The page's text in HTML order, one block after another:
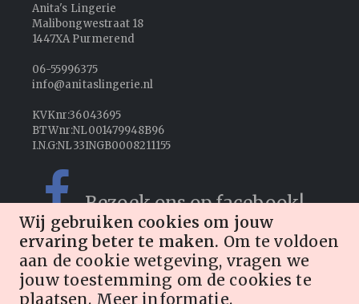
Wij gebruiken cookies om jouw
ervaring beter te maken. Om te voldoen
aan de cookie wetgeving, vragen we
jouw toestemming om de cookies te
plaatsen. Meer informatie.
Anita's Lingerie
Malibongwestraat 18
1447XA Purmerend
06-55996375
info@anitaslingerie.nl
KVKnr:36043695
BTWnr:NL001479948B96
I.N.G:NL33INGB0008211155
Bezoek ons op facebook!
Volg ons op Instagram!